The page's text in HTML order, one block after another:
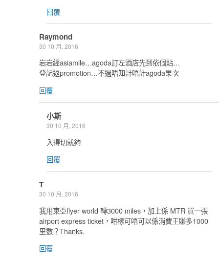
回覆
Raymond
30 10 月, 2016
岩岩經asiamile…agoda訂左酒店先到依個貼…
登記返promotion…不過唔知計唔計agoda果次
回覆
小斯
30 10 月, 2016
入得切就夠
回覆
T
30 10 月, 2016
我用東亞flyer world 轉3000 miles，加上係 MTR 買一張
airport express ticket，咁樣可唔可以係消費王賺多1000
里數？Thanks.
回覆